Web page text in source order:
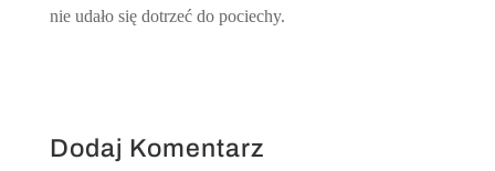
nie udało się dotrzeć do pociechy.
Dodaj Komentarz